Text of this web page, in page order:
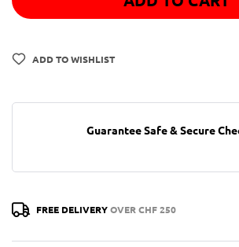
ADD TO WISHLIST
Guarantee Safe & Secure
FREE DELIVERYOVER CHF 250